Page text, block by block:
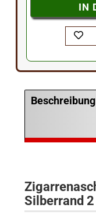
Beschreibung
Silberrand